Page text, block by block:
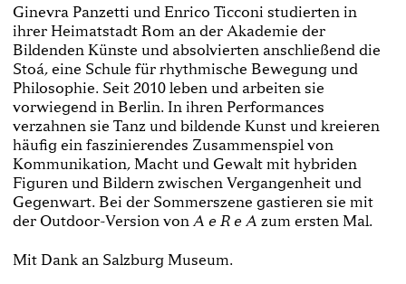
Ginevra Panzetti und Enrico Ticconi studierten in
ihrer Heimatstadt Rom an der Akademie der
Bildenden Künste und absolvierten anschließend die
Stoá, eine Schule für rhythmische Bewegung und
Philosophie. Seit 2010 leben und arbeiten sie
vorwiegend in Berlin. In ihren Performances
verzahnen sie Tanz und bildende Kunst und kreieren
häufig ein faszinierendes Zusammenspiel von
Kommunikation, Macht und Gewalt mit hybriden
Figuren und Bildern zwischen Vergangenheit und
Gegenwart. Bei der Sommerszene gastieren sie mit
der Outdoor-Version von A e R e A zum ersten Mal.
Mit Dank an Salzburg Museum.